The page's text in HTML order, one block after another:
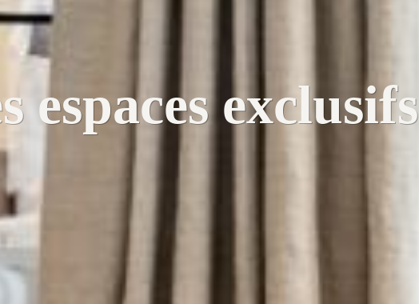
espaces exclusifs